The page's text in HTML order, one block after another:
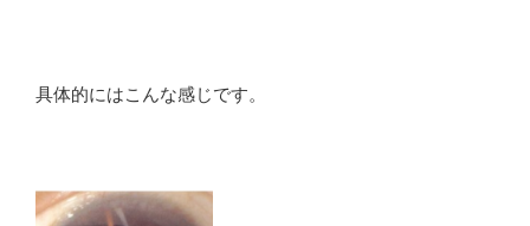
具体的にはこんな感じです。